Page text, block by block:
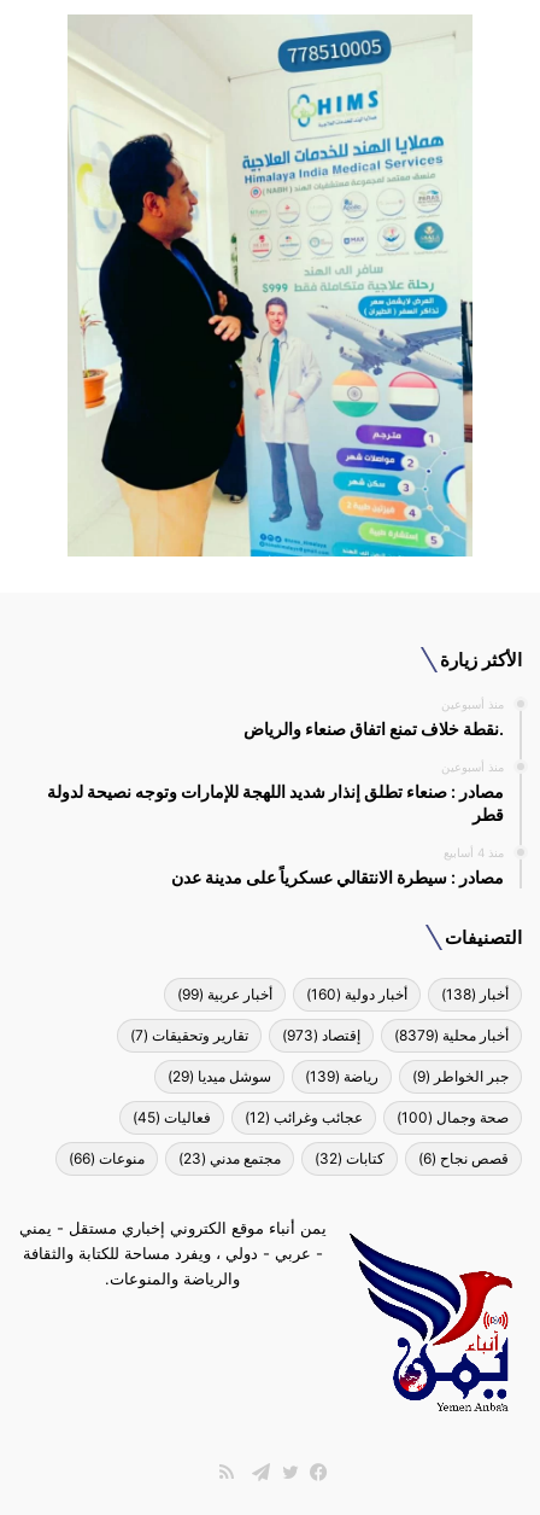
الأكثر زيارة
منذ أسبوعين
.نقطة خلاف تمنع اتفاق صنعاء والرياض
منذ أسبوعين
مصادر : صنعاء تطلق إنذار شديد اللهجة للإمارات وتوجه نصيحة لدولة
قطر
منذ 4 أسابيع
مصادر : سيطرة الانتقالي عسكرياً على مدينة عدن
التصنيفات
أخبار (138) أخبار دولية (160) أخبار عربية (99)
أخبار محلية (8379) إقتصاد (973) تقارير وتحقيقات (7)
جبر الخواطر (9) رياضة (139) سوشل ميديا (29)
صحة وجمال (100) عجائب وغرائب (12) فعاليات (45)
قصص نجاح (6) كتابات (32) مجتمع مدني (23) منوعات (66)
يمن أنباء موقع الكتروني إخباري مستقل - يمني
- عربي - دولي ، ويفرد مساحة للكتابة والثقافة
والرياضة والمنوعات.